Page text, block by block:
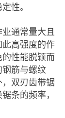
性。
通常量大且
高强度的作
性能脱颖而
筋与螺纹
双刃齿带锯
条的频率，